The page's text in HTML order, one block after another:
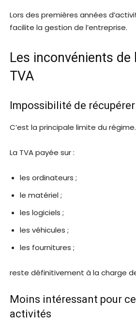
Lors des premières années
facilite la gestion de l’entreprise.
Les inconvénients de
TVA
Impossibilité de
C’est la principale limite du régime.
La TVA payée sur :
les ordinateurs ;
le matériel ;
les logiciels ;
les véhicules ;
les fournitures ;
reste définitivement à la charge
Moins intéressant pour
activités